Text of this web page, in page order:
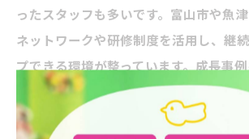
ったスタッフも多いです。富山市や魚
ネットワークや研修制度を活用し、継
プできる環境が整っています。成長事
求人応募時のモチベーション向上にもつ